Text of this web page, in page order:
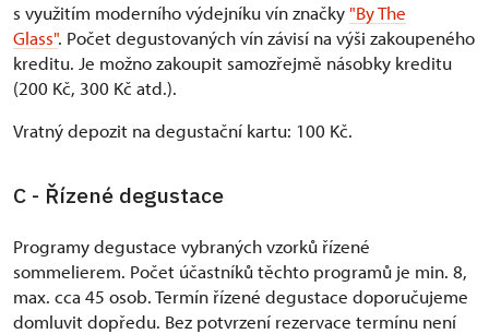
s využitím moderního výdejníku vín značky"By The
Glass". Počet degustovaných vín závisí na výši zakoupeného
kreditu. Je možno zakoupit samozřejmě násobky kreditu
(200 Kč, 300 Kč atd.).
Vratný depozit na degustační kartu: 100 Kč.
C - Řízené degustace
Programy degustace vybraných vzorků řízené
sommelierem. Počet účastníků těchto programů je min. 8,
max. cca 45 osob. Termín řízené degustace doporučujeme
domluvit dopředu. Bez potvrzení rezervace termínu není